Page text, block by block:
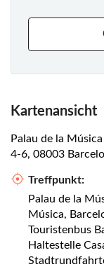
Kartenansicht
Palau de la
4-6, 08003
Treffpunkt:
Palau de la
Música,
Touristenbus
Haltestelle